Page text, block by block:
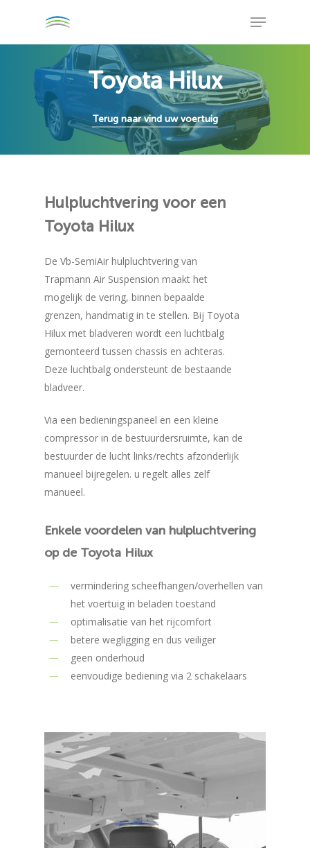
main
Menu
Toyota Hilux
Terug naar vind uw voertuig
Hulpluchtvering voor een
Toyota Hilux
De Vb-SemiAir hulpluchtvering van
Trapmann Air Suspension maakt het
mogelijk de vering, binnen bepaalde
grenzen, handmatig in te stellen. Bij Toyota
Hilux met bladveren wordt een luchtbalg
gemonteerd tussen chassis en achteras.
Deze luchtbalg ondersteunt de bestaande
bladveer.
Via een bedieningspaneel en een kleine
compressor in de bestuurdersruimte, kan de
bestuurder de lucht links/rechts afzonderlijk
manueel bijregelen. u regelt alles zelf
manueel.
Enkele voordelen van hulpluchtvering
op de Toyota Hilux
vermindering scheefhangen/overhellen van
het voertuig in beladen toestand
optimalisatie van het rijcomfort
betere wegligging en dus veiliger
geen onderhoud
eenvoudige bediening via 2 schakelaars
Close